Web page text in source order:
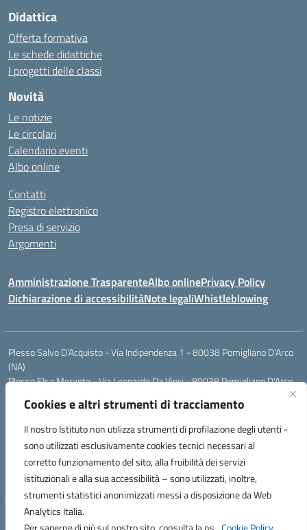
Cookies e altri strumenti di tracciamento
Il nostro Istituto non utilizza strumenti di profilazione degli utenti -
sono utilizzati esclusivamente cookies tecnici necessari al
corretto funzionamento del sito, alla fruibilità dei servizi
istituzionali e alla sua accessibilità – sono utilizzati, inoltre,
strumenti statistici anonimizzati messi a disposizione da Web
Analytics Italia.
Didattica
Offerta formativa
Le schede didattiche
I progetti delle classi
Novità
Le notizie
Le circolari
Calendario eventi
Albo online
Contatti
Registro elettronico
Presa di servizio
Argomenti
Amministrazione TrasparenteAlbo onlinePrivacy Policy
Dichiarazione di accessibilitàNote legaliWhistleblowing
Plesso Salvo D'Acquisto - Via Indipendenza 1 - 80038 Pomigliano D'Arco
(NA)
Plesso Elsa Morante - Via Leonardo Da Vinci - 80038 Pomigliano D'Arco
Plesso Leone - Via Pascoli - 80038 Pomigliano D'Arco (NA)
Tel.:0813177304 - Mail: naic8g1003@istruzione.it - Pec:
Codice Univoco ufficio: UIECQ7
codice Meccanografico: NAIC8G1003
Codice Fiscale: 93076670632
Hosting & Powered by 3D Solution S.r.l.